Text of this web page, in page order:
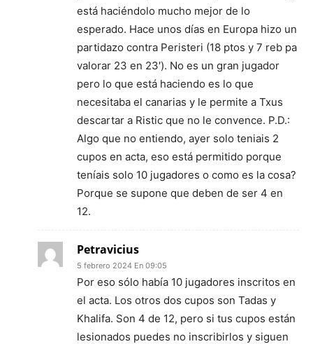
está haciéndolo mucho mejor de lo
esperado. Hace unos días en Europa hizo un
partidazo contra Peristeri (18 ptos y 7 reb pa
valorar 23 en 23′). No es un gran jugador
pero lo que está haciendo es lo que
necesitaba el canarias y le permite a Txus
descartar a Ristic que no le convence. P.D.:
Algo que no entiendo, ayer solo teniais 2
cupos en acta, eso está permitido porque
teníais solo 10 jugadores o como es la cosa?
Porque se supone que deben de ser 4 en
12.
Petravicius
5 febrero 2024 En 09:05
Por eso sólo había 10 jugadores inscritos en
el acta. Los otros dos cupos son Tadas y
Khalifa. Son 4 de 12, pero si tus cupos están
lesionados puedes no inscribirlos y siguen